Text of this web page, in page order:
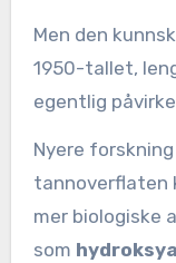
Men den
1950-tallet,
egentlig
Nyere
tannoverflaten
mer biologiske
som